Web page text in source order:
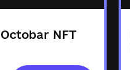
NFT